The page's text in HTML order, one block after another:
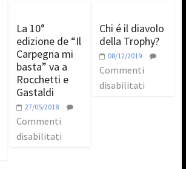
La 10°
edizione de “Il
Carpegna mi
basta” va a
Rocchetti e
Gastaldi
27/05/2018
Commenti
disabilitati
Chi é il diavolo
della Trophy?
08/12/2019
Commenti
disabilitati